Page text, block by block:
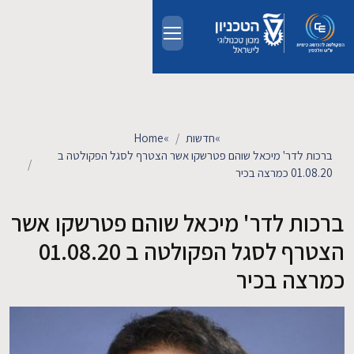
לימודים
מחקר
חדשות ואירועים
קשרי תעשייה
Home» חדשות»
ברכות לדר' מיכאל שוהם פטרשקו אשר הצטרף לסגל הפקולטה ב
01.08.20 כמרצה בכיר
ברכות לדר' מיכאל שוהם פטרשקו אשר
הצטרף לסגל הפקולטה ב 01.08.20
כמרצה בכיר